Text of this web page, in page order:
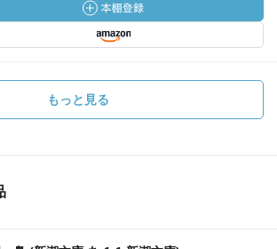
もっと見る